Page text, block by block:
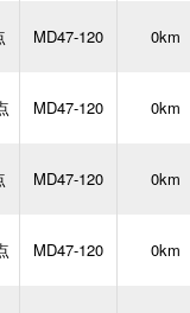
MD47-120 0km
MD47-120 0km
MD47-120 0km
MD47-120 0km